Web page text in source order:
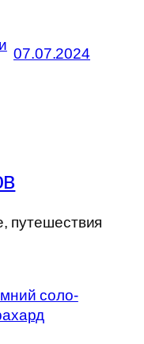
07.07.2024
путешествия
соло-